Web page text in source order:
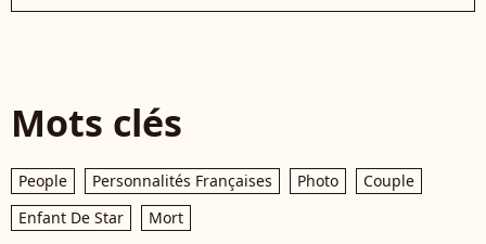
Mots clés
People Personnalités Françaises Photo
Couple
Enfant De Star
Mort